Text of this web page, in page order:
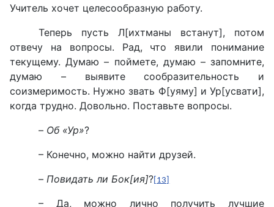
Учитель хочет целесообразную работу.
Теперь пусть Л[ихтманы встанут], потом
отвечу на вопросы. Рад, что явили понимание
текущему. Думаю – поймете, думаю – запомните,
думаю – выявите сообразительность и
соизмеримость. Нужно звать Ф[уяму] и Ур[усвати],
когда трудно. Довольно. Поставьте вопросы.
– Об «Ур»?
– Конечно, можно найти друзей.
–Повидать ли Бок[ия]? [13]
– Да, можно лично получить лучшие